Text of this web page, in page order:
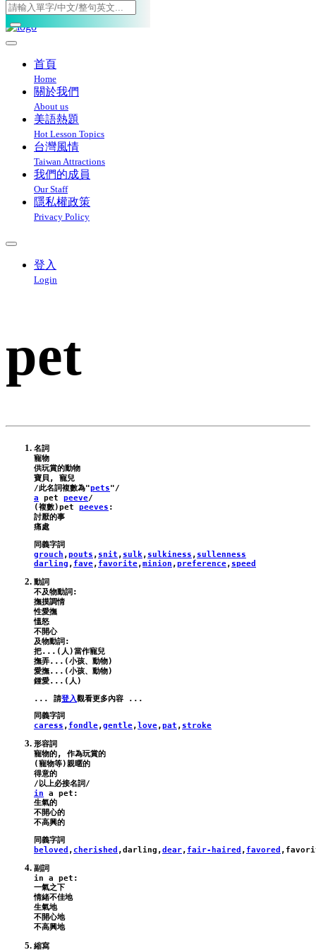
Toggle navigation
首頁
Home
關於我們
About us
美語熱題
Hot Lesson Topics
台灣風情
Taiwan Attractions
我們的成員
Our Staff
隱私權政策
Privacy Policy
登入
Login
pet
名詞
寵物
供玩賞的動物
寶貝, 寵兒
/此名詞複數為"pets
a
pet peeve/
(複數)pet peeves :
討厭的事
grouch ,pouts , snit , sulk, sulkiness , sullenness
darling , fave, favorite,minion ,preference, speed
動詞
不及物動詞:
撫摸調情
性愛撫
慍怒
不開心
及物動詞:
把...(人)當作寵兒
撫弄...(小孩、動物)
愛撫...(小孩、動物)
... 請登入
caress , fondle,gentle, love,pat , stroke
形容詞
寵物的, 作為玩賞的
(寵物等)親暱的
得意的
in
a pet :
生氣的
不開心的
beloved , cherished ,darling ,dear, fair-haired , favored ,
in
a pet :
一氣之下
情緒不佳地
生氣地
不開心地
縮寫